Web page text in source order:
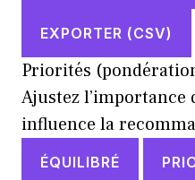
EXPORTER (CSV)
Priorités
Ajustez l’importance
influence la
ÉQUILIBRÉ